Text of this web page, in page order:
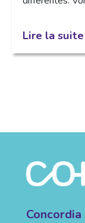
Lire la suite